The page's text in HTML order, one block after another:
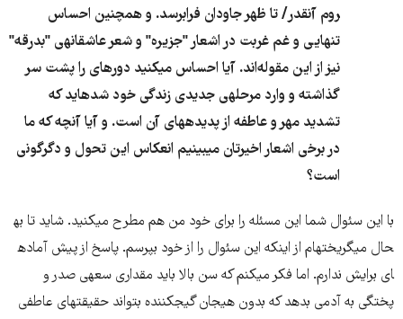
روم آنقدر/ تا ظهر جاودان فرابرسد. و همچنین احساس
تنهایی و غم غربت در اشعار "جزیره" و شعر عاشقانه​ی "بدرقه"
نیز از این مقوله‌اند. آیا احساس می​کنید دوره​ای را پشت سر
گذاشته و وارد مرحله​ی جدیدی زندگی خود شده​اید که
تشدید مهر و عاطفه از پدیده​های آن است. و آیا آنچه که ما
در برخی اشعار اخیرتان می​بینیم انعکاس این تحول و دگرگونی
است؟
با این سئوال شما این مسئله را برای خود من هم مطرح می​کنید. شاید تا به​
حال می​گریخته​ام از اینکه این سئوال را از خود بپرسم. پاسخ از پیش آماده​
ای برایش ندارم. اما فکر می​کنم که سن بالا باید مقداری سعه​ی صدر و
پختگی به آدمی بدهد که بدون هیجان گیج​کننده بتواند حقیقت​های عاطفی